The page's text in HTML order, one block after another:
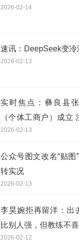
2026-02-14
速讯：DeepSeek变冷
2026-02-13
实时焦点：彝良县
（个体工商户）成立
币
2026-02-13
公众号图文改名“贴图
转实况
2026-02-13
李昊婉拒再留洋：出
比别人强，但教练不
2026-02-12